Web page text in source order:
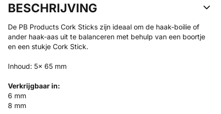
BESCHRIJVING
De PB Products Cork Sticks zijn ideaal om de haak-boilie of
ander haak-aas uit te balanceren met behulp van een boortje
en een stukje Cork Stick.
Inhoud: 5x 65 mm
Verkrijgbaar in:
6 mm
8 mm